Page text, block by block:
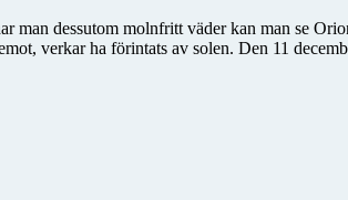
man dessutom molnfritt väder kan man se
verkar ha förintats av solen. Den 11